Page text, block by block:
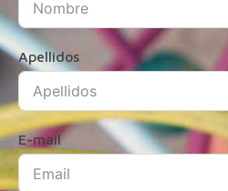
Apellidos
E-mail